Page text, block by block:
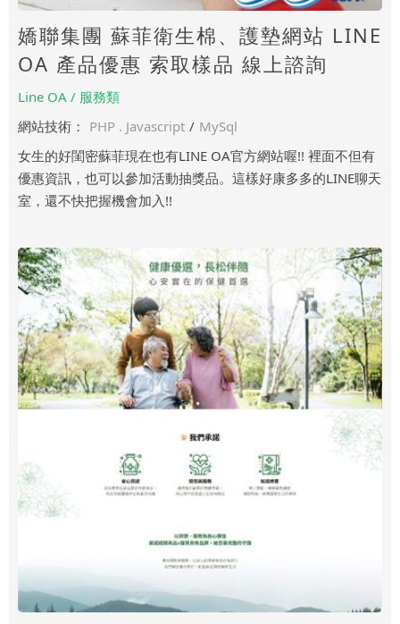
嬌聯集團 蘇菲衛生棉、護墊網站 LINE
OA 產品優惠 索取樣品 線上諮詢
Line OA / 服務類
網站技術： PHP . Javascript / MySql
女生的好閨密蘇菲現在也有LINE OA官方網站喔!! 裡面不但有
優惠資訊，也可以參加活動抽獎品。這樣好康多多的LINE聊天
室，還不快把握機會加入!!